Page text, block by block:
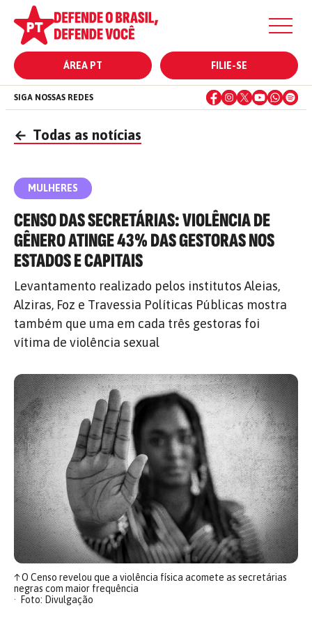
ÁREA PT FILIE-SE
SIGA NOSSAS REDES
← Todas as notícias
MULHERES
CENSO DAS SECRETÁRIAS: VIOLÊNCIA DE
GÊNERO ATINGE 43% DAS GESTORAS NOS
ESTADOS E CAPITAIS
Levantamento realizado pelos institutos Aleias,
Alziras, Foz e Travessia Políticas Públicas mostra
também que uma em cada três gestoras foi
vítima de violência sexual
↑O Censo revelou que a violência física acomete as secretárias
negras com maior frequência
Foto: Divulgação